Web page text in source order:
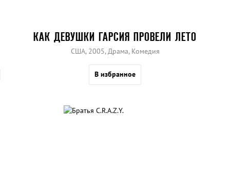
КАК ДЕВУШКИ ГАРСИЯ ПРОВЕЛИ ЛЕТО
США, 2005, Драма, Комедия
В избранное